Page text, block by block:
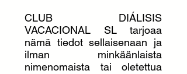
CLUB DIÁLISIS
VACACIONAL SL tarjoaa
nämä tiedot sellaisenaan ja
ilman minkäänlaista
nimenomaista tai oletettua